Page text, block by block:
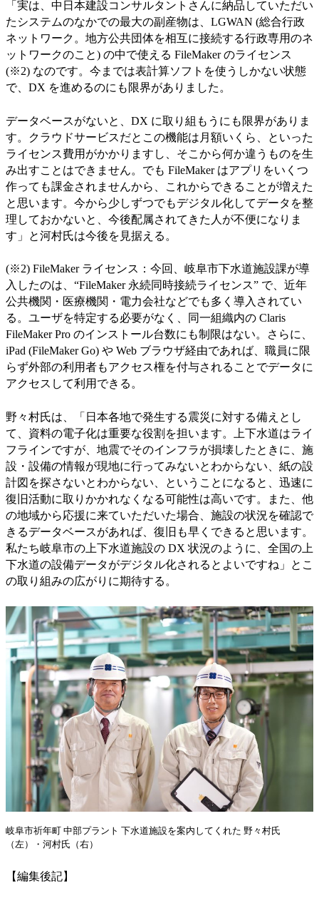
「実は、中日本建設コンサルタントさんに納品していただい
たシステムのなかでの最大の副産物は、LGWAN (総合行政
ネットワーク。地方公共団体を相互に接続する行政専用のネ
ットワークのこと) の中で使える FileMaker のライセンス
(※2) なのです。今までは表計算ソフトを使うしかない状態
で、DX を進めるのにも限界がありました。
データベースがないと、DX に取り組もうにも限界がありま
す。クラウドサービスだとこの機能は月額いくら、といった
ライセンス費用がかかりますし、そこから何か違うものを生
み出すことはできません。でも FileMaker はアプリをいくつ
作っても課金されませんから、これからできることが増えた
と思います。今から少しずつでもデジタル化してデータを整
理しておかないと、今後配属されてきた人が不便になりま
す」と河村氏は今後を見据える。
(※2) FileMaker ライセンス：今回、岐阜市下水道施設課が導
入したのは、“FileMaker 永続同時接続ライセンス” で、近年
公共機関・医療機関・電力会社などでも多く導入されてい
る。ユーザを特定する必要がなく、同一組織内の Claris
FileMaker Pro のインストール台数にも制限はない。さらに、
iPad (FileMaker Go) や Web ブラウザ経由であれば、職員に限
らず外部の利用者もアクセス権を付与されることでデータに
アクセスして利用できる。
野々村氏は、「日本各地で発生する震災に対する備えとし
て、資料の電子化は重要な役割を担います。上下水道はライ
フラインですが、地震でそのインフラが損壊したときに、施
設・設備の情報が現地に行ってみないとわからない、紙の設
計図を探さないとわからない、ということになると、迅速に
復旧活動に取りかかれなくなる可能性は高いです。また、他
の地域から応援に来ていただいた場合、施設の状況を確認で
きるデータベースがあれば、復旧も早くできると思います。
私たち岐阜市の上下水道施設の DX 状況のように、全国の上
下水道の設備データがデジタル化されるとよいですね」とこ
の取り組みの広がりに期待する。
岐阜市祈年町 中部プラント 下水道施設を案内してくれた 野々村氏
（左）・河村氏（右）
【編集後記】